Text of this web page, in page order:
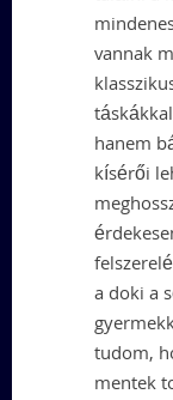
vannak
hanem
kísérői
a doki a
tudom,
mentek